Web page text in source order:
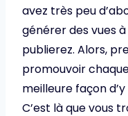
avez très peu
générer des vues
publierez. Alors,
promouvoir
meilleure façon
C’est là que vous